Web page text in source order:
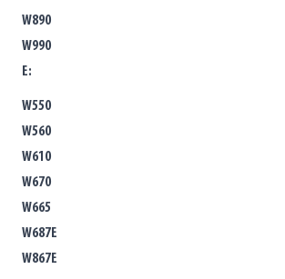
W890
W990
E:
W550
W560
W610
W670
W665
W687E
W867E